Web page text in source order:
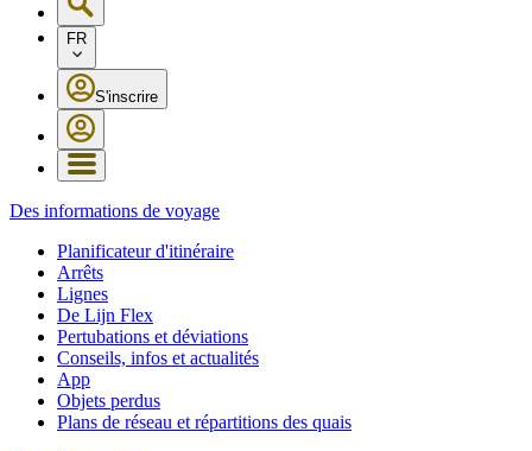
FR
S'inscrire
Des informations de voyage
Planificateur d'itinéraire
Arrêts
Lignes
De Lijn Flex
Pertubations et déviations
Conseils, infos et actualités
App
Objets perdus
Plans de réseau et répartitions des quais